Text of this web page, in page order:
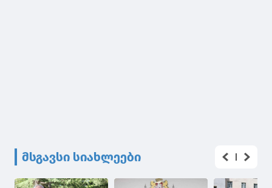
მსგავსი სიახლეები